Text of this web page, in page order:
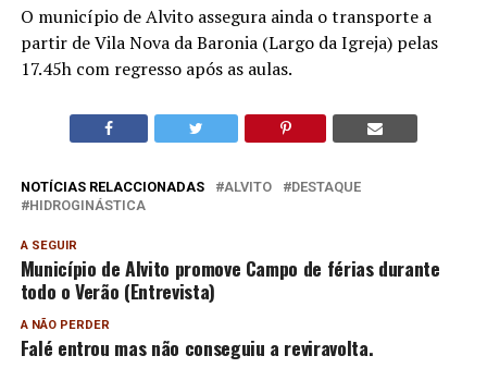
O município de Alvito assegura ainda o transporte a
partir de Vila Nova da Baronia (Largo da Igreja) pelas
17.45h com regresso após as aulas.
NOTÍCIAS RELACCIONADAS ALVITO
DESTAQUE
HIDROGINÁSTICA
A SEGUIR
Município de Alvito promove Campo de férias durante
todo o Verão (Entrevista)
A NÃO PERDER
Falé entrou mas não conseguiu a reviravolta.